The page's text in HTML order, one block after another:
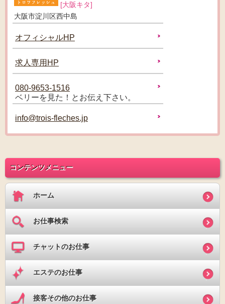
[大阪キタ]
大阪市淀川区西中島
オフィシャルHP
求人専用HP
080-9653-1516
ベリーを見た！とお伝え下さい。
info@trois-fleches.jp
コンテンツメニュー
ホーム
お仕事検索
チャットのお仕事
エステのお仕事
接客その他のお仕事